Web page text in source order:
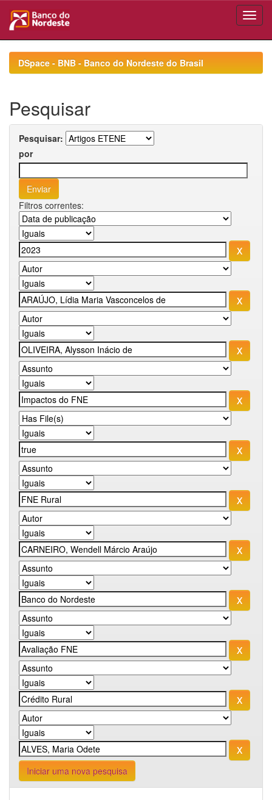
navigationDSpace - BNB - Banco do Nordeste do Brasil
Pesquisar
Pesquisar:
por
Filtros correntes:
Iniciar uma nova pesquisa